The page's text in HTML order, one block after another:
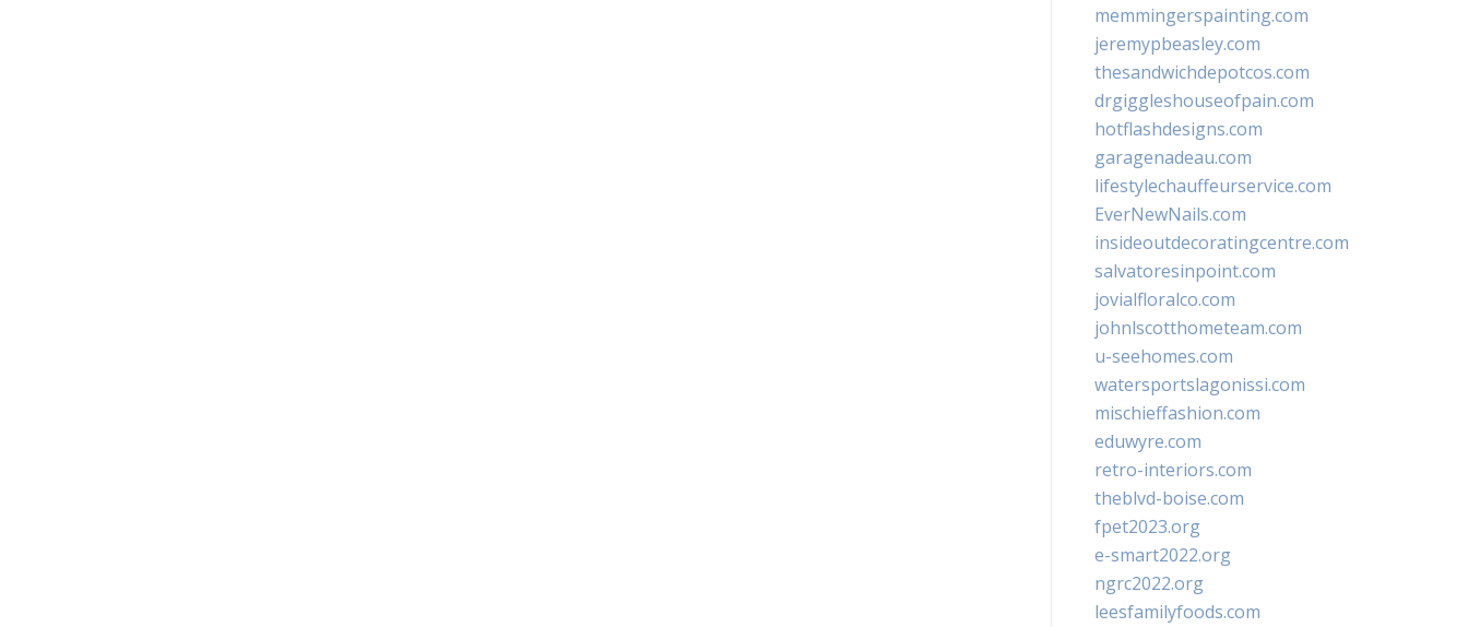
memmingerspainting.com
jeremypbeasley.com
thesandwichdepotcos.com
drgiggleshouseofpain.com
hotflashdesigns.com
garagenadeau.com
lifestylechauffeurservice.com
EverNewNails.com
insideoutdecoratingcentre.com
salvatoresinpoint.com
jovialfloralco.com
johnlscotthometeam.com
u-seehomes.com
watersportslagonissi.com
mischieffashion.com
eduwyre.com
retro-interiors.com
theblvd-boise.com
fpet2023.org
e-smart2022.org
ngrc2022.org
leesfamilyfoods.com